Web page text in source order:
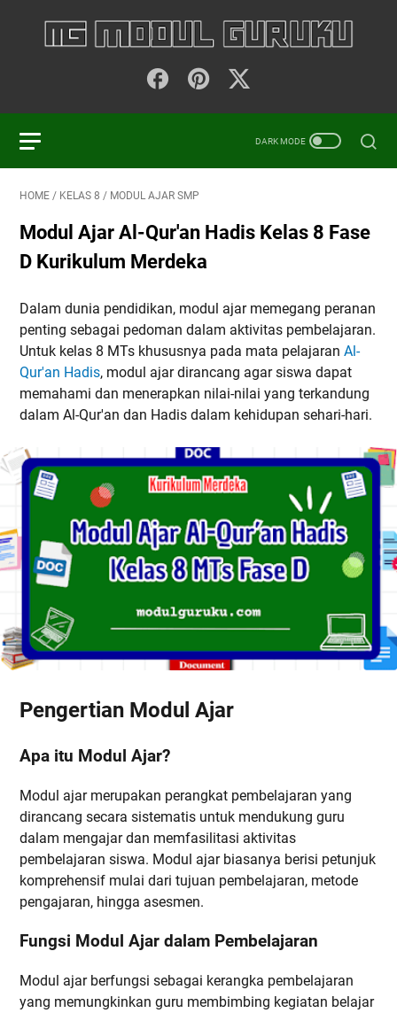
HOME / KELAS 8 / MODUL AJAR SMP
Modul Ajar Al-Qur'an Hadis Kelas 8 Fase
D Kurikulum Merdeka
Dalam dunia pendidikan, modul ajar memegang peranan
penting sebagai pedoman dalam aktivitas pembelajaran.
Untuk kelas 8 MTs khususnya pada mata pelajaran Al-
Qur'an Hadis, modul ajar dirancang agar siswa dapat
memahami dan menerapkan nilai-nilai yang terkandung
dalam Al-Qur'an dan Hadis dalam kehidupan sehari-hari.
Pengertian Modul Ajar
Apa itu Modul Ajar?
Modul ajar merupakan perangkat pembelajaran yang
dirancang secara sistematis untuk mendukung guru
dalam mengajar dan memfasilitasi aktivitas
pembelajaran siswa. Modul ajar biasanya berisi petunjuk
komprehensif mulai dari tujuan pembelajaran, metode
pengajaran, hingga asesmen.
Fungsi Modul Ajar dalam Pembelajaran
Modul ajar berfungsi sebagai kerangka pembelajaran
yang memungkinkan guru membimbing kegiatan belajar